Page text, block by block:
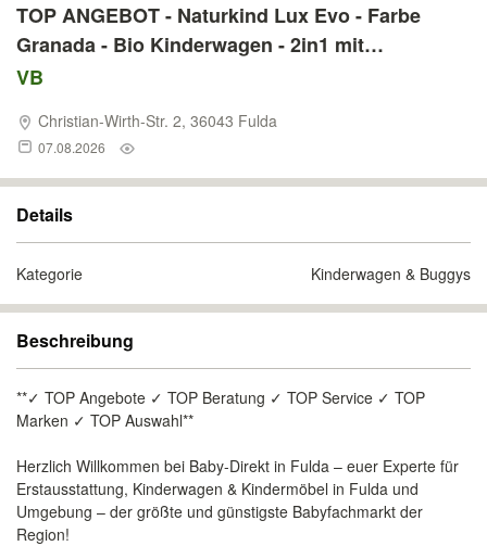
TOP ANGEBOT - Naturkind Lux Evo - Farbe
Granada - Bio Kinderwagen - 2in1 mit
Babywanne & Sportwagen - GOTS-zertifizierter
OVP
VB
Christian-Wirth-Str. 2, 36043 Fulda
07.08.2026
Details
Kategorie Kinderwagen & Buggys
Beschreibung
**✓ TOP Angebote ✓ TOP Beratung ✓ TOP Service ✓ TOP
Marken ✓ TOP Auswahl**
Herzlich Willkommen bei Baby-Direkt in Fulda – euer Experte für
Erstausstattung, Kinderwagen & Kindermöbel in Fulda und
Umgebung – der größte und günstigste Babyfachmarkt der
Region!